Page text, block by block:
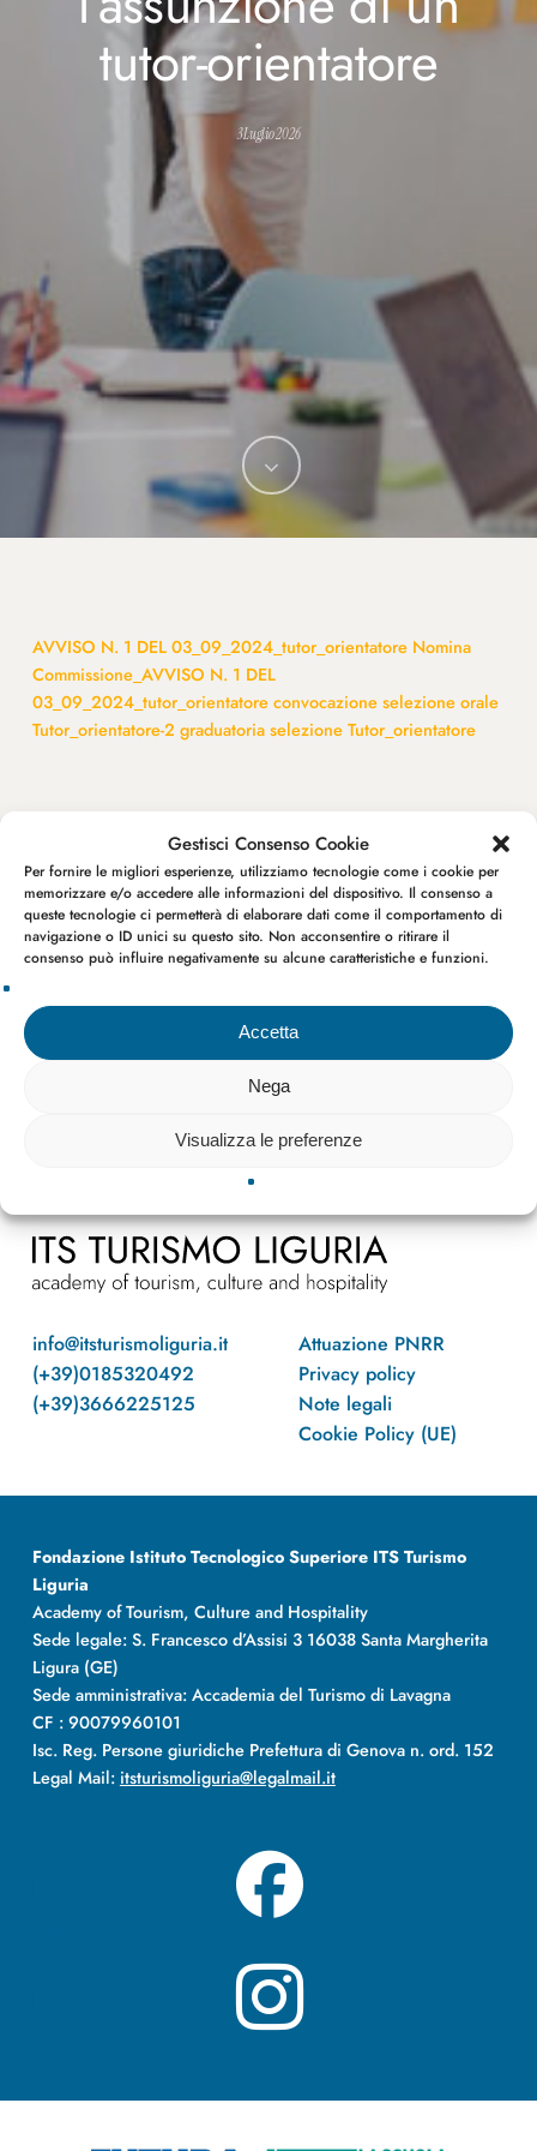
Gestisci Consenso Cookie
Per fornire le migliori esperienze, utilizziamo tecnologie come i cookie per
memorizzare e/o accedere alle informazioni del dispositivo. Il consenso a
queste tecnologie ci permetterà di elaborare dati come il comportamento di
navigazione o ID unici su questo sito. Non acconsentire o ritirare il
consenso può influire negativamente su alcune caratteristiche e funzioni.
Accetta
Nega
Visualizza le preferenze
tutor-orientatore
3 Luglio 2026
AVVISO N. 1 DEL 03_09_2024_tutor_orientatore Nomina
Commissione_AVVISO N. 1 DEL
03_09_2024_tutor_orientatore convocazione selezione orale
Tutor_orientatore-2 graduatoria selezione Tutor_orientatore
Avvisi pubblici
info@itsturismoliguria.it
(+39)0185320492
(+39)3666225125
Attuazione PNRR
Privacy policy
Note legali
Cookie Policy (UE)
Fondazione Istituto Tecnologico Superiore ITS Turismo
Liguria
Academy of Tourism, Culture and Hospitality
Sede legale: S. Francesco d’Assisi 3 16038 Santa Margherita
Ligura (GE)
Sede amministrativa: Accademia del Turismo di Lavagna
CF : 90079960101
Isc. Reg. Persone giuridiche Prefettura di Genova n. ord. 152
Legal Mail: itsturismoliguria@legalmail.it